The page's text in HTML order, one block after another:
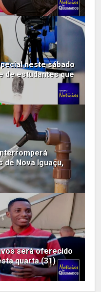
neste sábado
de estudantes que
de Nova Iguaçu,
será oferecido
quarta (31)